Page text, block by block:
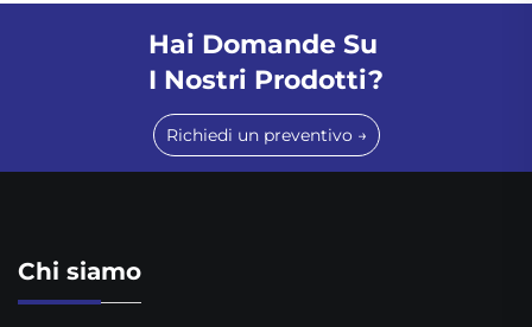
Hai Domande Su
I Nostri Prodotti?
Richiedi un preventivo →
Chi siamo